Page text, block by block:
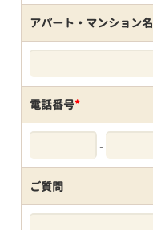
アパート・マンション名
電話番号*
-
ご質問